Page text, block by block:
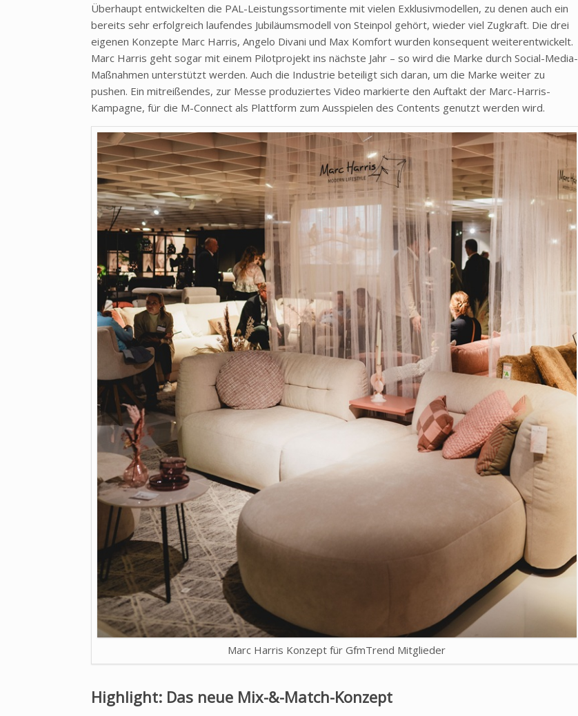
Überhaupt entwickelten die PAL-Leistungssortimente mit vielen Exklusivmodellen, zu denen auch ein
bereits sehr erfolgreich laufendes Jubiläumsmodell von Steinpol gehört, wieder viel Zugkraft. Die drei
eigenen Konzepte Marc Harris, Angelo Divani und Max Komfort wurden konsequent weiterentwickelt.
Marc Harris geht sogar mit einem Pilotprojekt ins nächste Jahr – so wird die Marke durch Social-Media-
Maßnahmen unterstützt werden. Auch die Industrie beteiligt sich daran, um die Marke weiter zu
pushen. Ein mitreißendes, zur Messe produziertes Video markierte den Auftakt der Marc-Harris-
Kampagne, für die M-Connect als Plattform zum Ausspielen des Contents genutzt werden wird.
Marc Harris Konzept für GfmTrend Mitglieder
Highlight: Das neue Mix-&-Match-Konzept